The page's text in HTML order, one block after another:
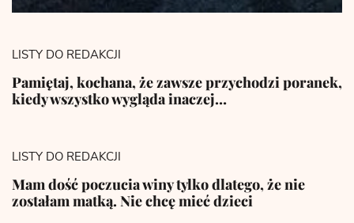
LISTY DO REDAKCJI
Pamiętaj, kochana, że zawsze przychodzi poranek,
kiedy wszystko wygląda inaczej…
LISTY DO REDAKCJI
Mam dość poczucia winy tylko dlatego, że nie
zostałam matką. Nie chcę mieć dzieci